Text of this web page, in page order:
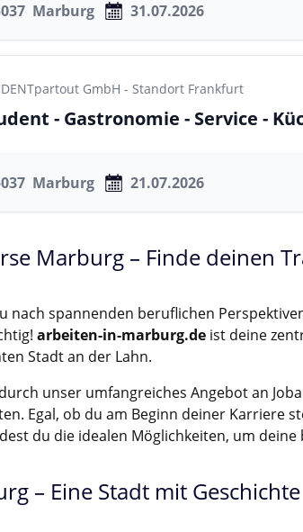
Marburg 31.07.2026
GmbH - Standort Frankfurt
- Gastronomie - Service -
Marburg 21.07.2026
Marburg – Finde deinen
nach spannenden beruflichen
arbeiten-in-marburg.de ist deine
Stadt an der Lahn.
unser umfangreiches Angebot an
Egal, ob du am Beginn deiner Karriere
du die idealen Möglichkeiten, um
– Eine Stadt mit